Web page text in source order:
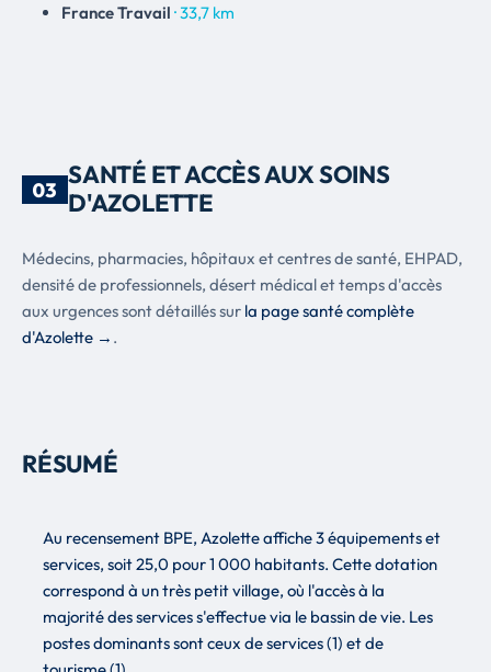
France Travail · 33,7 km
03
SANTÉ ET ACCÈS AUX SOINS
D'AZOLETTE
Médecins, pharmacies, hôpitaux et centres de santé, EHPAD,
densité de professionnels, désert médical et temps d'accès
aux urgences sont détaillés sur la page santé complète
d'Azolette → .
RÉSUMÉ
Au recensement BPE, Azolette affiche 3 équipements et
services, soit 25,0 pour 1 000 habitants. Cette dotation
correspond à un très petit village, où l'accès à la
majorité des services s'effectue via le bassin de vie. Les
postes dominants sont ceux de services (1) et de